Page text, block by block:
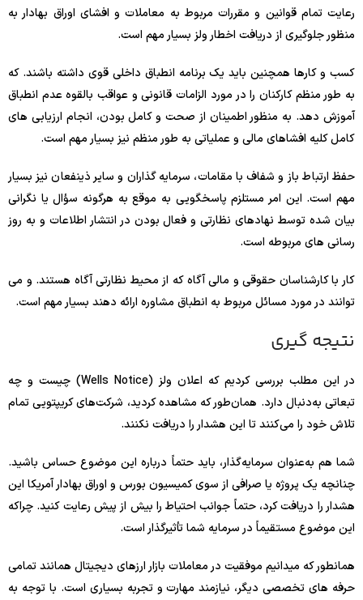
رعایت تمام قوانین و مقررات مربوط به معاملات و افشای اوراق بهادار به
منظور جلوگیری از دریافت اخطار ولز بسیار مهم است.
کسب و کارها همچنین باید یک برنامه انطباق داخلی قوی داشته باشند. که
به طور منظم کارکنان را در مورد الزامات قانونی و عواقب بالقوه عدم انطباق
آموزش دهد. به منظور اطمینان از صحت و کامل بودن، انجام ارزیابی های
کامل کلیه افشاهای مالی و عملیاتی به طور منظم نیز بسیار مهم است.
حفظ ارتباط باز و شفاف با مقامات، سرمایه گذاران و سایر ذینفعان نیز بسیار
مهم است. این امر مستلزم پاسخگویی به موقع به هرگونه سؤال یا نگرانی
بیان شده توسط نهادهای نظارتی و فعال بودن در انتشار اطلاعات و به روز
رسانی های مربوطه است.
کار با کارشناسان حقوقی و مالی آگاه که از محیط نظارتی آگاه هستند. و می
توانند در مورد مسائل مربوط به انطباق مشاوره ارائه دهند بسیار مهم است.
نتیجه گیری
در این مطلب بررسی کردیم که اعلان ولز (Wells Notice) چیست و چه
تبعاتی به‌دنبال دارد. همان‌طور که مشاهده کردید، شرکت‌های کریپتویی تمام
تلاش خود را می‌کنند تا این هشدار را دریافت نکنند.
شما هم به‌عنوان سرمایه‌گذار، باید حتماً درباره این موضوع حساس باشید.
چنانچه یک پروژه یا صرافی از سوی کمیسیون بورس و اوراق بهادار آمریکا این
هشدار را دریافت کرد، حتماً جوانب احتیاط را بیش از پیش رعایت کنید. چراکه
این موضوع مستقیماً در سرمایه شما تأثیرگذار است.
همانطور که میدانیم موفقیت در معاملات بازار ارزهای دیجیتال همانند تمامی
حرفه های تخصصی دیگر، نیازمند مهارت و تجربه بسیاری است. با توجه به